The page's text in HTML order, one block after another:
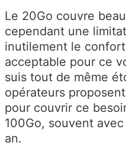
Le 20Go couvre
cependant une
inutilement le
acceptable pour ce
suis tout de même
opérateurs
pour couvrir ce
100Go, souvent
an.